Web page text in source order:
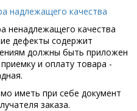
надлежащего качества
ненадлежащего качества
дефекты содержит
должны быть приложен
и оплату товара -
иметь при себе документ
заказа.